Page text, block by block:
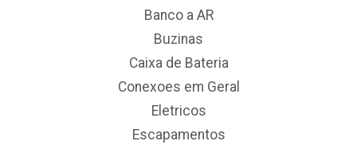
Banco a AR
Buzinas
Caixa de Bateria
Conexoes em Geral
Eletricos
Escapamentos